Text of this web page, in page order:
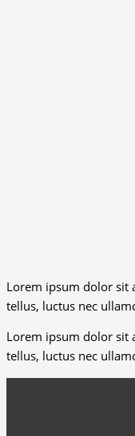
Lorem ipsum dolor sit
tellus, luctus nec
Lorem ipsum dolor sit
tellus, luctus nec